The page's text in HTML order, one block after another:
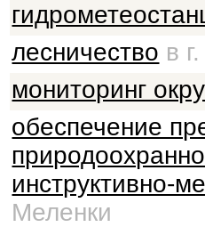
лесничество в
мониторинг
обеспечение
инструктивно-
Меленки